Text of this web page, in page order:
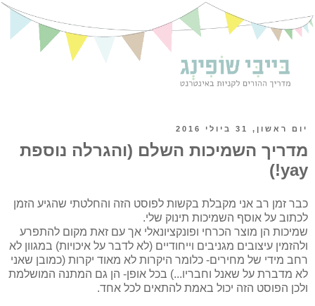
יום ראשון, 31 ביולי 2016
מדריך השמיכות השלם (והגרלה נוספת
yay!)
כבר זמן רב אני מקבלת בקשות לפוסט הזה והחלטתי שהגיע הזמן
לכתוב על אוסף השמיכות תינוק שלי.
שמיכות הן מוצר הכרחי ופונקציונאלי אך עם זאת מקום להתפרע
ולהזמין עיצובים מגניבים וייחודיים (לא לדבר על איכויות) במגוון לא
רחב מידי של מחירים- כלומר היקרות לא מאוד יקרות (כמובן שאני
לא מדברת על שאנל וחבריו...) בכל אופן- הן גם המתנה המושלמת
ולכן הפוסט הזה יכול באמת להתאים לכל אחד.